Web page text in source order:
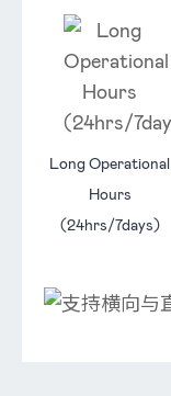
Long Operational
Hours
(24hrs/7days)